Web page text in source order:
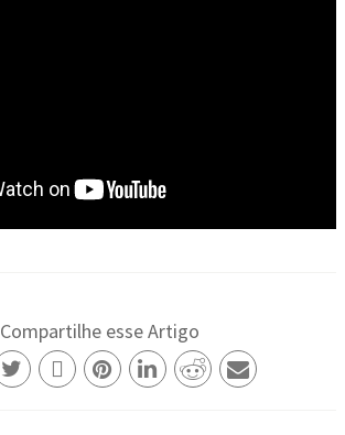
Compartilhe esse Artigo